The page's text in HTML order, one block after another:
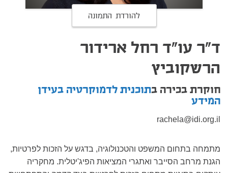
להורדת התמונה
ד"ר עו"ד רחל ארידור
הרשקוביץ
חוקרת בכירה בתוכנית לדמוקרטיה בעידן
המידע
rachela@idi.org.il
מתמחה בתחום המשפט והטכנולוגיה, בדגש על הזכות לפרטיות,
הגנת מרחב הסייבר ואתגרי המציאות הפיג'יטלית. מחקריה